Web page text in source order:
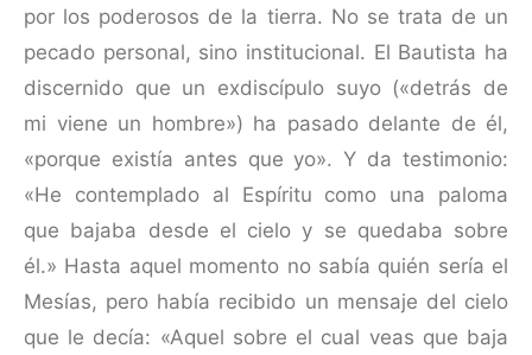
por los poderosos de la tierra. No se trata de un
pecado personal, sino institucional. El Bautista ha
discernido que un exdiscípulo suyo («detrás de
mi viene un hombre») ha pasado delante de él,
«porque existía antes que yo». Y da testimonio:
«He contemplado al Espíritu como una paloma
que bajaba desde el cielo y se quedaba sobre
él.» Hasta aquel momento no sabía quién sería el
Mesías, pero había recibido un mensaje del cielo
que le decía: «Aquel sobre el cual veas que baja